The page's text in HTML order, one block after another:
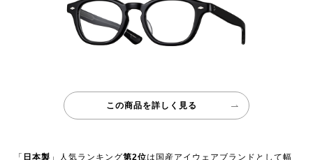
この商品を詳しく見る
「 日本製 」人気ランキング第2位は国産アイウェアブランドとして幅